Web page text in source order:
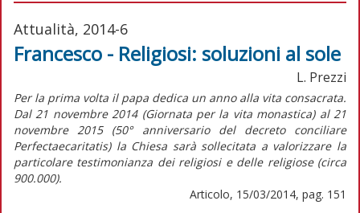
Attualità, 2014-6
Francesco - Religiosi: soluzioni al sole
L. Prezzi
Per la prima volta il papa dedica un anno alla vita consacrata.
Dal 21 novembre 2014 (Giornata per la vita monastica) al 21
novembre 2015 (50° anniversario del decreto conciliare
Perfectaecaritatis) la Chiesa sarà sollecitata a valorizzare la
particolare testimonianza dei religiosi e delle religiose (circa
900.000).
Articolo, 15/03/2014, pag. 151